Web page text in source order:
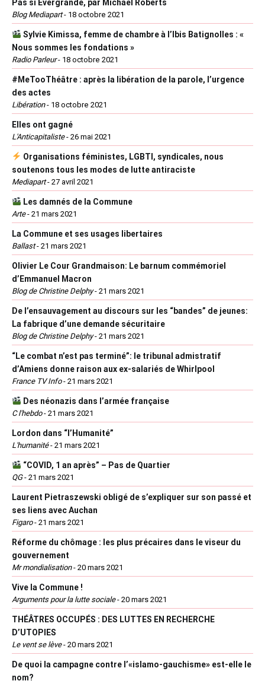
Pas si Evergrande, par Michael Roberts
Blog Mediapart- 18 octobre 2021
Sylvie Kimissa, femme de chambre à l’Ibis Batignolles : «
Nous sommes les fondations »
Radio Parleur- 18 octobre 2021
#MeTooThéâtre : après la libération de la parole, l’urgence
des actes
Libération- 18 octobre 2021
Elles ont gagné
L'Anticapitaliste- 26 mai 2021
Organisations féministes, LGBTI, syndicales, nous
soutenons tous les modes de lutte antiraciste
Mediapart- 27 avril 2021
Les damnés de la Commune
Arte- 21 mars 2021
La Commune et ses usages libertaires
Ballast- 21 mars 2021
Olivier Le Cour Grandmaison: Le barnum commémoriel
d’Emmanuel Macron
Blog de Christine Delphy- 21 mars 2021
De l’ensauvagement au discours sur les “bandes” de jeunes:
La fabrique d’une demande sécuritaire
Blog de Christine Delphy- 21 mars 2021
“Le combat n’est pas terminé”: le tribunal admistratif
d’Amiens donne raison aux ex-salariés de Whirlpool
France TV Info- 21 mars 2021
Des néonazis dans l’armée française
C l'hebdo- 21 mars 2021
Lordon dans “l’Humanité”
L'humanité- 21 mars 2021
“COVID, 1 an après” – Pas de Quartier
QG- 21 mars 2021
Laurent Pietraszewski obligé de s’expliquer sur son passé et
ses liens avec Auchan
Figaro- 21 mars 2021
Réforme du chômage : les plus précaires dans le viseur du
gouvernement
Mr mondialisation- 20 mars 2021
Vive la Commune !
Arguments pour la lutte sociale- 20 mars 2021
THÉÂTRES OCCUPÉS : DES LUTTES EN RECHERCHE
D’UTOPIES
Le vent se lève- 20 mars 2021
De quoi la campagne contre l’«islamo-gauchisme» est-elle le
nom?